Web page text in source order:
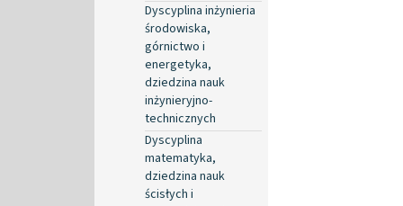
Dyscyplina inżynieria
środowiska,
górnictwo i
energetyka,
dziedzina nauk
inżynieryjno-
technicznych
Dyscyplina
matematyka,
dziedzina nauk
ścisłych i